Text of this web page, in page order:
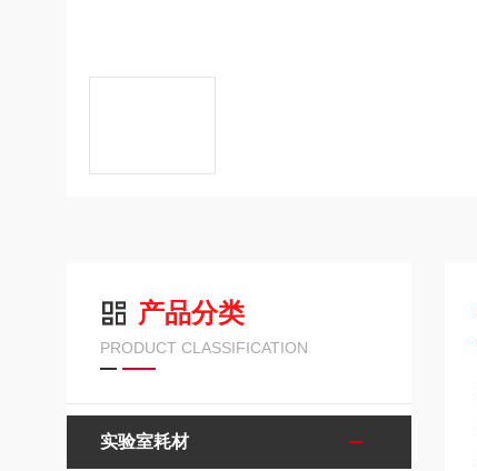
产品分类
PRODUCT CLASSIFICATION
实验室耗材